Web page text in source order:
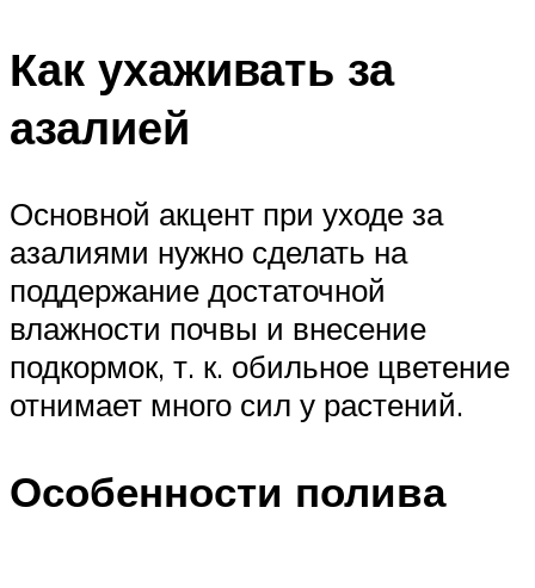
Как ухаживать за
азалией
Основной акцент при уходе за
азалиями нужно сделать на
поддержание достаточной
влажности почвы и внесение
подкормок, т. к. обильное цветение
отнимает много сил у растений.
Особенности полива